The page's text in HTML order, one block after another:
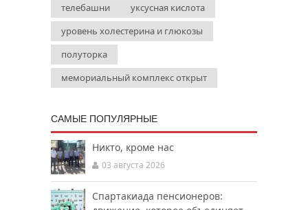
телебашни
уксусная кислота
уровень холестерина и глюкозы
полуторка
мемориальный комплекс открыт
САМЫЕ ПОПУЛЯРНЫЕ
Никто, кроме нас
03 августа 2026
Спартакиада пенсионеров: